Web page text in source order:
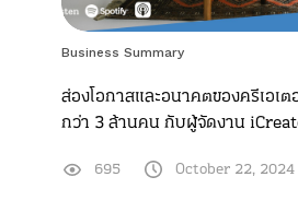
Business Summary
ส่องโอกาสและอนาคตของครีเอเ
กว่า 3 ล้านคน กับผู้จัดงาน
695 October 22, 2024